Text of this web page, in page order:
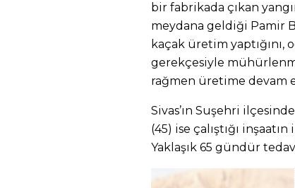
bir fabrikada çıkan
meydana geldiği Pamir
kaçak üretim yaptığını,
gerekçesiyle
rağmen üretime devam
Sivas’ın Suşehri
(45) ise çalıştığı
Yaklaşık 65 gündür